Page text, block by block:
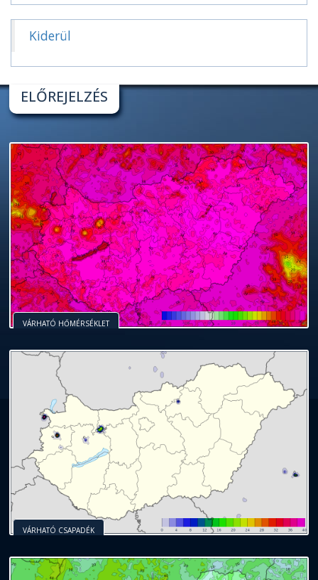
Kiderül
ELŐREJELZÉS
VÁRHATÓ HŐMÉRSÉKLET
VÁRHATÓ CSAPADÉK